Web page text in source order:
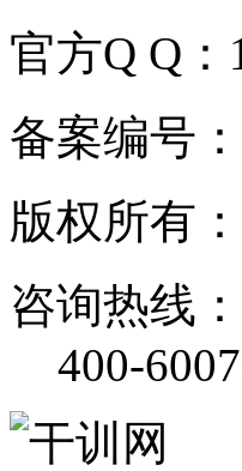
官方Q Q：
备案编号
版权所有
咨询热线：
400-